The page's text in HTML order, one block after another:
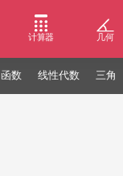
计算器 几何
函数 线性代数 三角